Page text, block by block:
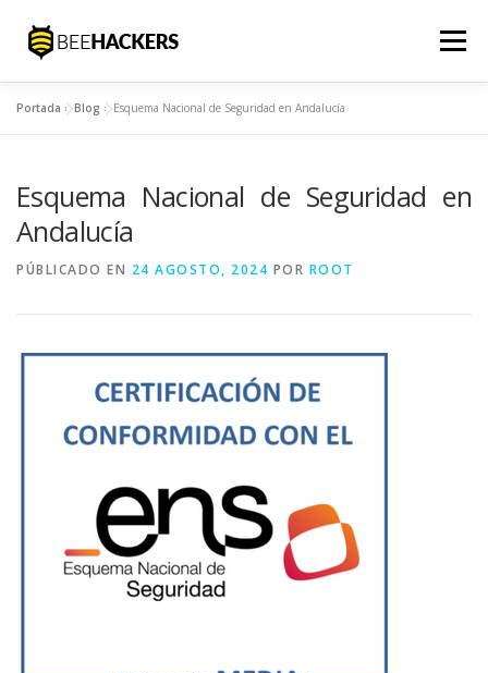
contenido
Menú
BLOG CONTACTO ESPAÑOL
Portada »Blog »Esquema Nacional de Seguridad en Andalucía
Esquema Nacional de Seguridad en
Andalucía
PÚBLICADO EN 24 AGOSTO, 2024 POR ROOT